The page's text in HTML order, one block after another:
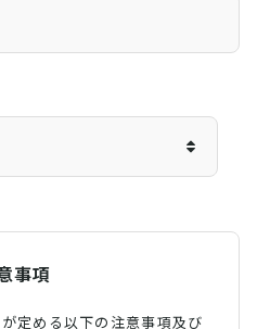
事項
定める以下の注意事項及び